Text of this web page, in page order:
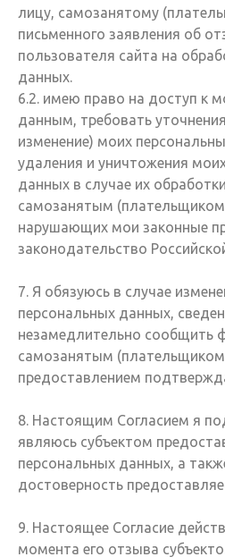
лицу, самозанятому
письменного заявления об
пользователя сайта на
данных.
6.2. имею право на доступ к
данным, требовать
изменение) моих
удаления и уничтожения
данных в случае их
самозанятым
нарушающих мои законные
законодательство
7. Я обязуюсь в случае
персональных данных,
незамедлительно сообщить
самозанятым
предоставлением
8. Настоящим Согласием я
являюсь субъектом
персональных данных, а
достоверность
9. Настоящее Согласие
момента его отзыва